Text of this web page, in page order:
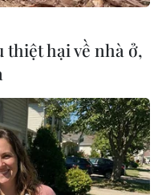
nghiệp vụ báo chí
Lào.
thiệt hại về nhà ở,